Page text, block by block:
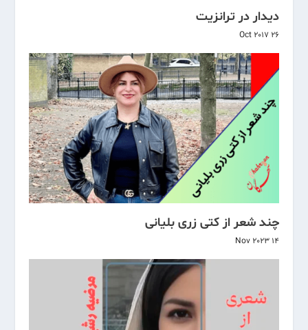
دیدار در ترانزیت
26 Oct 2017
چند شعر از کتی زری بلیانی
14 Nov 2023